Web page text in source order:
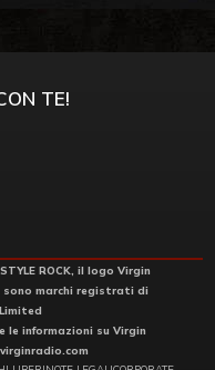
avere un film
TE!
ROCK, il logo Virgin
marchi registrati di
informazioni su Virgin